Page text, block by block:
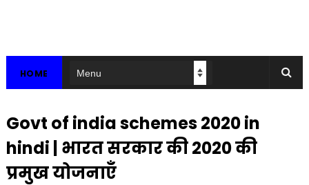
HOME
Govt of india schemes 2020 in
hindi | भारत सरकार की 2020 की
प्रमुख योजनाएँ